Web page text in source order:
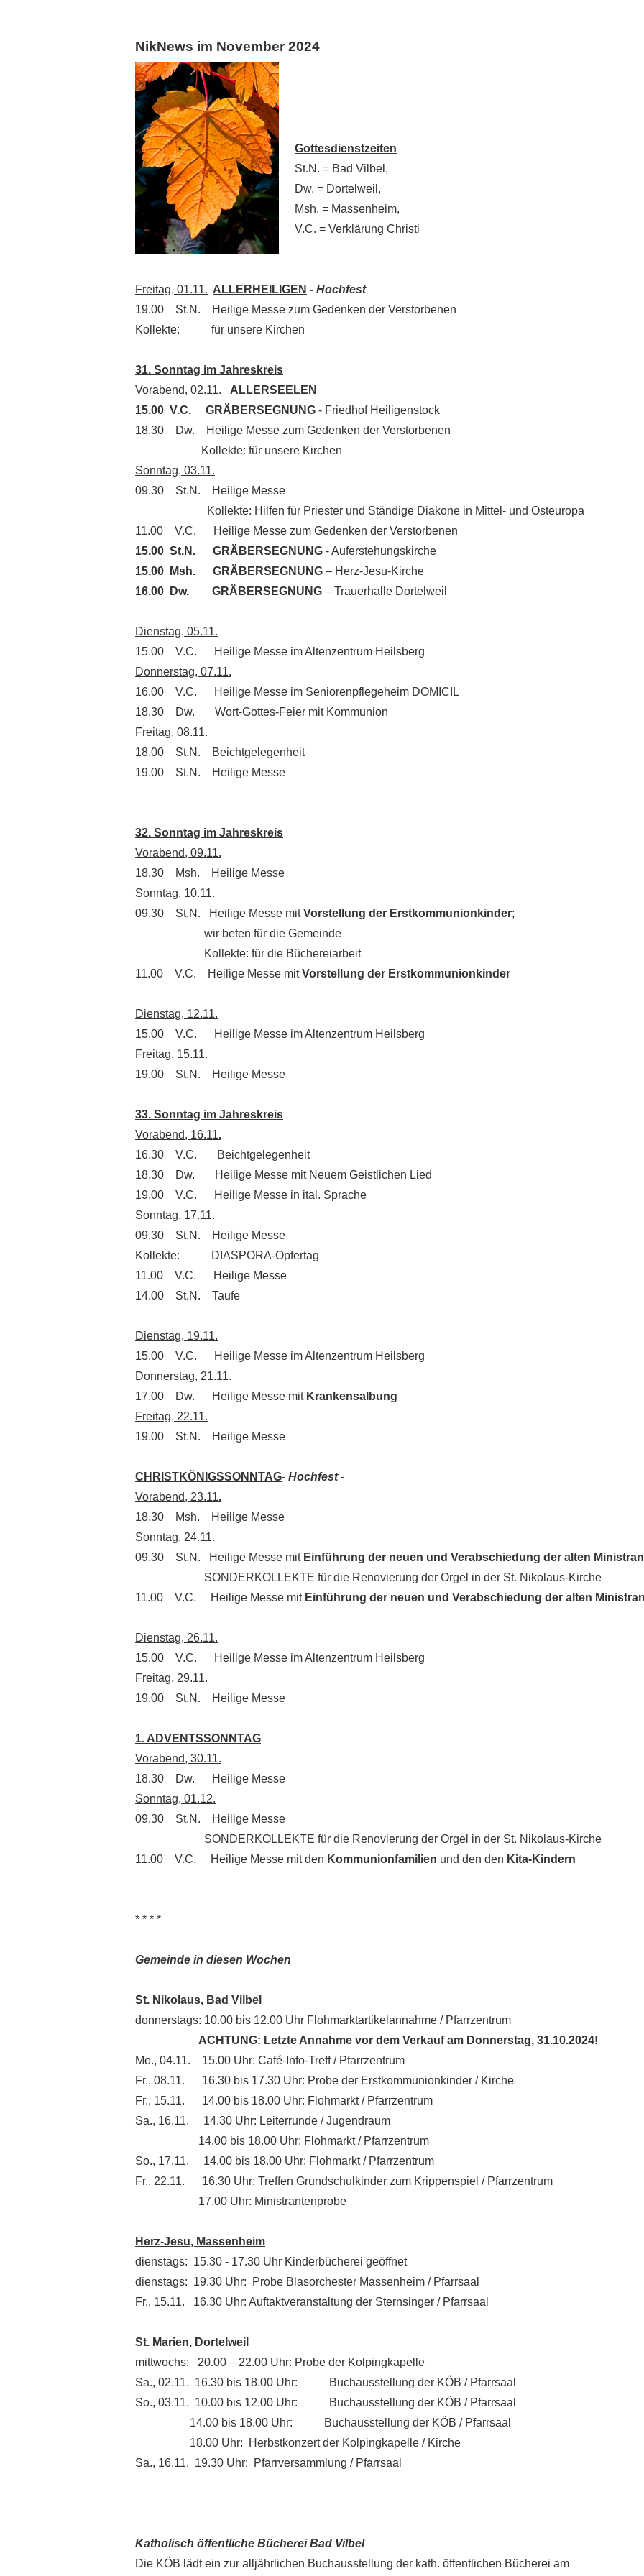
NikNews im November 2024
Gottesdienstzeiten
St.N. = Bad Vilbel,
Dw. = Dortelweil,
Msh. = Massenheim,
V.C. = Verklärung Christi
Freitag, 01.11. ALLERHEILIGEN - Hochfest
19.00 St.N. Heilige Messe zum Gedenken der Verstorbenen
Kollekte: für unsere Kirchen
31. Sonntag im Jahreskreis
Vorabend, 02.11.
ALLERSEELEN
15.00 V.C. GRÄBERSEGNUNG - Friedhof Heiligenstock
18.30 Dw. Heilige Messe zum Gedenken der Verstorbenen
Kollekte: für unsere Kirchen
Sonntag, 03.11.
09.30 St.N. Heilige Messe
Kollekte: Hilfen für Priester und Ständige Diakone in Mittel- und Osteuropa
11.00 V.C. Heilige Messe zum Gedenken der Verstorbenen
15.00 St.N. GRÄBERSEGNUNG - Auferstehungskirche
15.00 Msh. GRÄBERSEGNUNG – Herz-Jesu-Kirche
16.00 Dw. GRÄBERSEGNUNG – Trauerhalle Dortelweil
Dienstag, 05.11.
15.00 V.C. Heilige Messe im Altenzentrum Heilsberg
Donnerstag, 07.11.
16.00 V.C. Heilige Messe im Seniorenpflegeheim DOMICIL
18.30 Dw. Wort-Gottes-Feier mit Kommunion
Freitag, 08.11.
18.00 St.N. Beichtgelegenheit
19.00 St.N. Heilige Messe
32. Sonntag im Jahreskreis
Vorabend, 09.11.
18.30 Msh. Heilige Messe
Sonntag, 10.11.
09.30 St.N. Heilige Messe mitVorstellung der Erstkommunionkinder;
wir beten für die Gemeinde
Kollekte: für die Büchereiarbeit
11.00 V.C. Heilige Messe mitVorstellung der Erstkommunionkinder
Dienstag, 12.11.
15.00 V.C. Heilige Messe im Altenzentrum Heilsberg
Freitag, 15.11.
19.00 St.N. Heilige Messe
33. Sonntag im Jahreskreis
Vorabend, 16.11.
16.30 V.C. Beichtgelegenheit
18.30 Dw. Heilige Messe mit Neuem Geistlichen Lied
19.00 V.C. Heilige Messe in ital. Sprache
Sonntag, 17.11.
09.30 St.N. Heilige Messe
Kollekte: DIASPORA-Opfertag
11.00 V.C. Heilige Messe
14.00 St.N. Taufe
Dienstag, 19.11.
15.00 V.C. Heilige Messe im Altenzentrum Heilsberg
Donnerstag, 21.11.
17.00 Dw. Heilige Messe mit Krankensalbung
Freitag, 22.11.
19.00 St.N. Heilige Messe
CHRISTKÖNIGSSONNTAG- Hochfest -
Vorabend, 23.11.
18.30 Msh. Heilige Messe
Sonntag, 24.11.
09.30 St.N. Heilige Messe mit Einführung der neuen und Verabschiedung der alten
SONDERKOLLEKTE für die Renovierung der Orgel in der St. Nikolaus-Kirche
11.00 V.C. Heilige Messe mit Einführung der neuen und Verabschiedung der alten
Dienstag, 26.11.
15.00 V.C. Heilige Messe im Altenzentrum Heilsberg
Freitag, 29.11.
19.00 St.N. Heilige Messe
1. ADVENTSSONNTAG
Vorabend, 30.11.
18.30 Dw. Heilige Messe
Sonntag, 01.12.
09.30 St.N. Heilige Messe
SONDERKOLLEKTE für die Renovierung der Orgel in der St. Nikolaus-Kirche
11.00 V.C. Heilige Messe mit den Kommunionfamilien und den den Kita-Kindern
* * * *
Gemeinde in diesen Wochen
St. Nikolaus, Bad Vilbel
donnerstags: 10.00 bis 12.00 Uhr Flohmarktartikelannahme / Pfarrzentrum
ACHTUNG: Letzte Annahme vor dem Verkauf am Donnerstag, 31.10.2024!
Mo., 04.11. 15.00 Uhr: Café-Info-Treff / Pfarrzentrum
Fr., 08.11. 16.30 bis 17.30 Uhr: Probe der Erstkommunionkinder / Kirche
Fr., 15.11. 14.00 bis 18.00 Uhr: Flohmarkt / Pfarrzentrum
Sa., 16.11. 14.30 Uhr: Leiterrunde / Jugendraum
14.00 bis 18.00 Uhr: Flohmarkt / Pfarrzentrum
So., 17.11. 14.00 bis 18.00 Uhr: Flohmarkt / Pfarrzentrum
Fr., 22.11. 16.30 Uhr: Treffen Grundschulkinder zum Krippenspiel / Pfarrzentrum
17.00 Uhr: Ministrantenprobe
Herz-Jesu, Massenheim
dienstags: 15.30 - 17.30 Uhr Kinderbücherei geöffnet
dienstags: 19.30 Uhr: Probe Blasorchester Massenheim / Pfarrsaal
Fr., 15.11. 16.30 Uhr: Auftaktveranstaltung der Sternsinger / Pfarrsaal
St. Marien, Dortelweil
mittwochs: 20.00 – 22.00 Uhr: Probe der Kolpingkapelle
Sa., 02.11. 16.30 bis 18.00 Uhr: Buchausstellung der KÖB / Pfarrsaal
So., 03.11. 10.00 bis 12.00 Uhr: Buchausstellung der KÖB / Pfarrsaal
14.00 bis 18.00 Uhr: Buchausstellung der KÖB / Pfarrsaal
18.00 Uhr: Herbstkonzert der Kolpingkapelle / Kirche
Sa., 16.11. 19.30 Uhr: Pfarrversammlung / Pfarrsaal
Katholisch öffentliche Bücherei Bad Vilbel
Die KÖB lädt ein zur alljährlichen Buchausstellung der kath. öffentlichen Bücherei am